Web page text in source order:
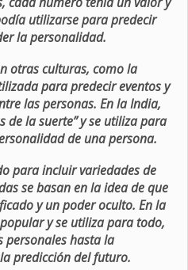
utilizarse para predecir
la personalidad.
otras culturas, como la
para predecir eventos y
las personas. En la India,
de la suerte” y se utiliza para
de una persona.
para incluir variedades de
se basan en la idea de que
y un poder oculto. En la
y se utiliza para todo,
personales hasta la
predicción del futuro.